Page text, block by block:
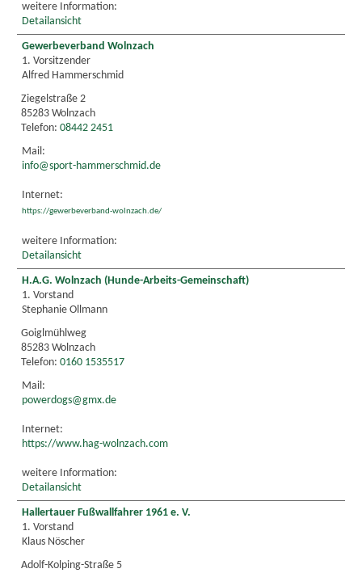
weitere Information:
Detailansicht
Gewerbeverband Wolnzach
1. Vorsitzender
Alfred Hammerschmid
Ziegelstraße 2
85283 Wolnzach
Telefon: 08442 2451
Mail:
info@sport-hammerschmid.de
Internet:
https://gewerbeverband-wolnzach.de/
weitere Information:
Detailansicht
H.A.G. Wolnzach (Hunde-Arbeits-Gemeinschaft)
1. Vorstand
Stephanie Ollmann
Goiglmühlweg
85283 Wolnzach
Telefon: 0160 1535517
Mail:
powerdogs@gmx.de
Internet:
https://www.hag-wolnzach.com
weitere Information:
Detailansicht
Hallertauer Fußwallfahrer 1961 e. V.
1. Vorstand
Klaus Nöscher
Adolf-Kolping-Straße 5